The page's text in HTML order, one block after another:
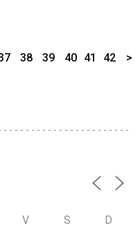
38 39 40 41 42 >
V S D